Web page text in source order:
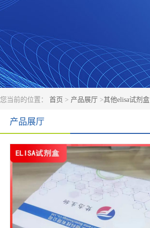
您当前的位置： 首页 > 产品展厅 >其他elisa试剂盒
产品展厅